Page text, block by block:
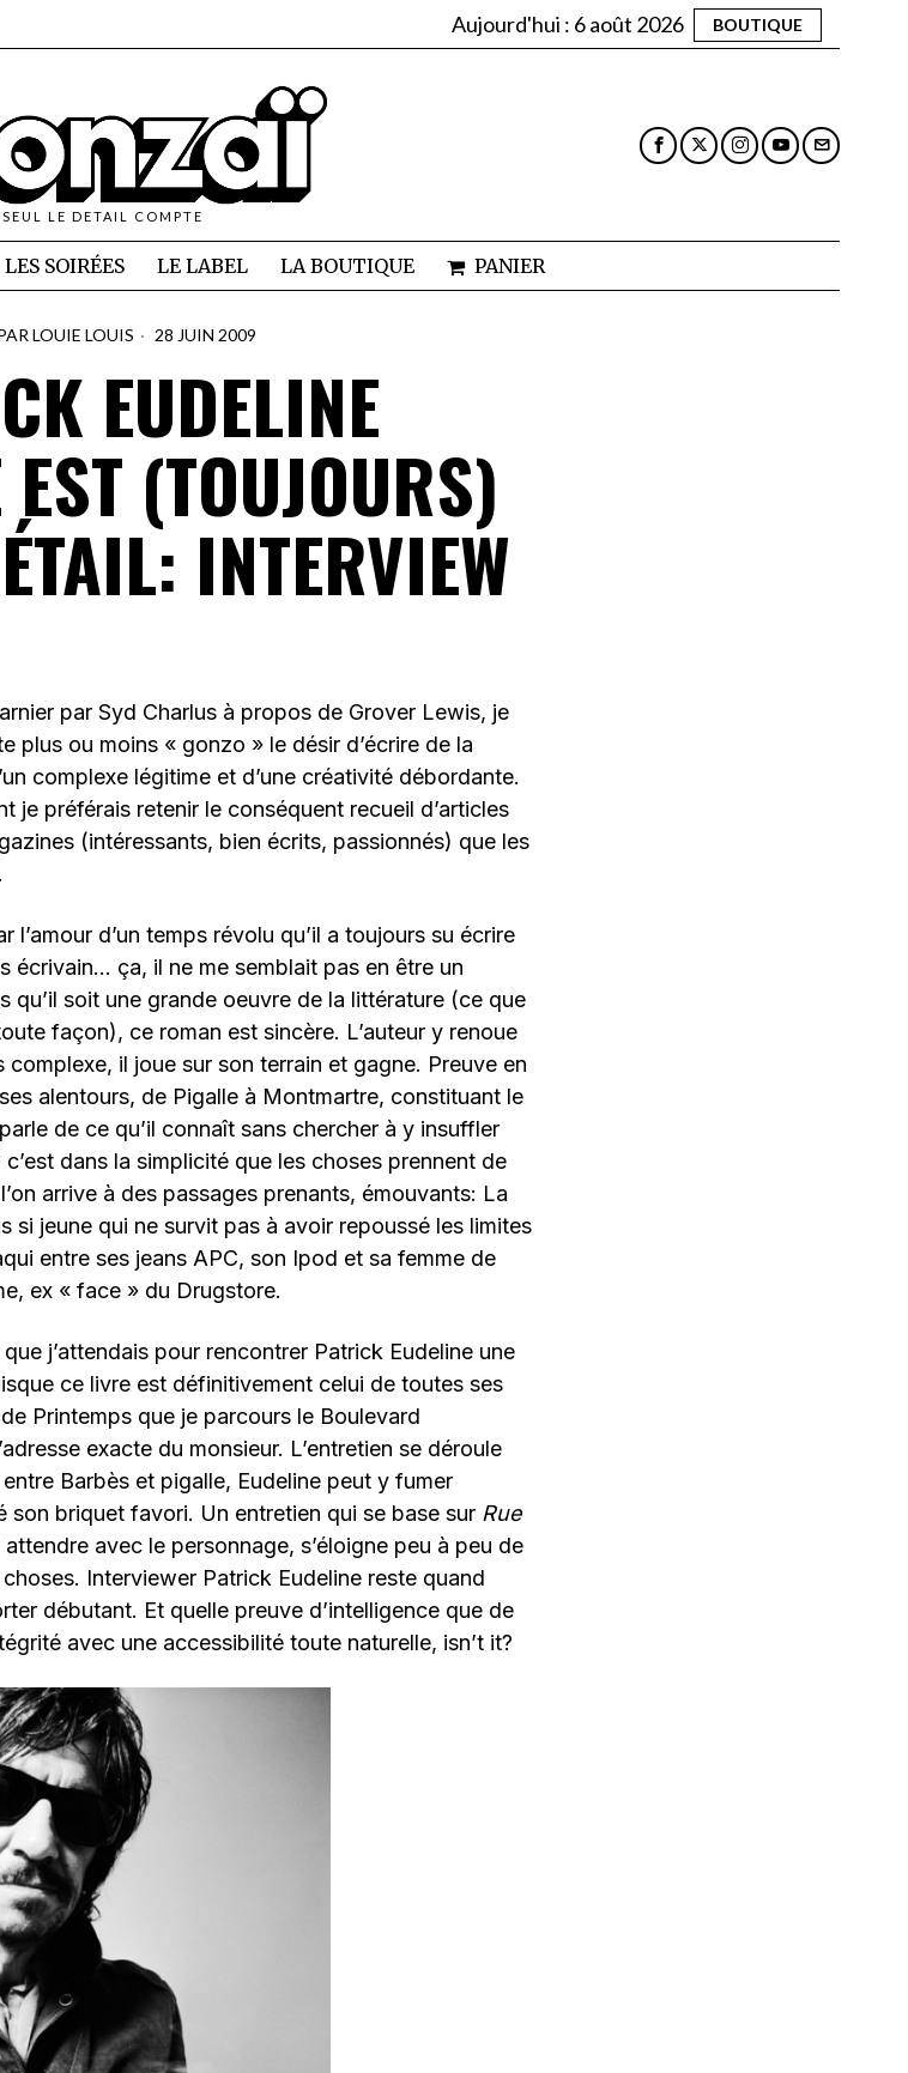
Aujourd'hui : 6 août 2026 BOUTIQUE
SEUL LE DETAIL COMPTE
LES SOIRÉES LE LABEL LA BOUTIQUE PANIER
LOUIE LOUIS 28 JUIN 2009
EUDELINE
(TOUJOURS)
INTERVIEW
par Syd Charlus à propos de Grover Lewis, je
plus ou moins « gonzo » le désir d’écrire de la
complexe légitime et d’une créativité débordante.
je préférais retenir le conséquent recueil d’articles
(intéressants, bien écrits, passionnés) que les
l’amour d’un temps révolu qu’il a toujours su écrire
écrivain… ça, il ne me semblait pas en être un
qu’il soit une grande oeuvre de la littérature (ce que
façon), ce roman est sincère. L’auteur y renoue
il joue sur son terrain et gagne. Preuve en
alentours, de Pigalle à Montmartre, constituant le
de ce qu’il connaît sans chercher à y insuffler
dans la simplicité que les choses prennent de
arrive à des passages prenants, émouvants: La
si jeune qui ne survit pas à avoir repoussé les limites
entre ses jeans APC, son Ipod et sa femme de
ex « face » du Drugstore.
j’attendais pour rencontrer Patrick Eudeline une
ce livre est définitivement celui de toutes ses
Printemps que je parcours le Boulevard
exacte du monsieur. L’entretien se déroule
Barbès et pigalle, Eudeline peut y fumer
son briquet favori. Un entretien qui se base sur Rue
avec le personnage, s’éloigne peu à peu de
Interviewer Patrick Eudeline reste quand
débutant. Et quelle preuve d’intelligence que de
avec une accessibilité toute naturelle, isn’t it?